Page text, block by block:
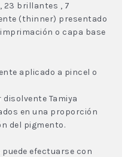
23 brillantes , 7
(thinner) presentado
o capa base
aplicado a pincel o
Tamiya
en una proporción
del pigmento.
efectuarse con